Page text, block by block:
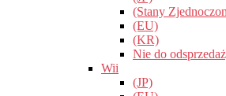
(Stany
(EU)
(KR)
Nie do
Wii
(JP)